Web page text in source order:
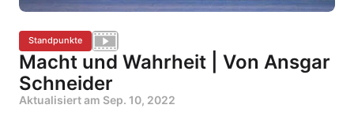
Standpunkte
Macht und Wahrheit | Von Ansgar
Schneider
Aktualisiert am Sep. 10, 2022